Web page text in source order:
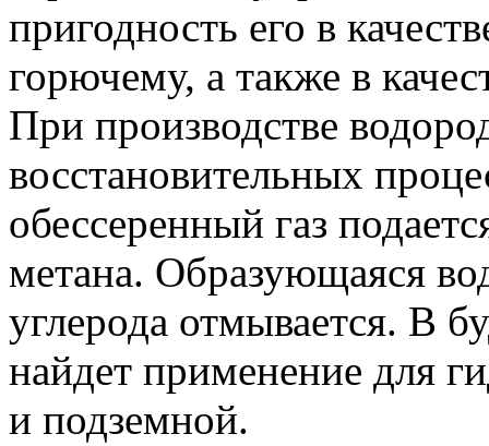
пригодность его в
горючему, а также в
При производстве
восстановительных
обессеренный газ
метана. Образующаяся
углерода отмывается. В
найдет применение для
и подземной.